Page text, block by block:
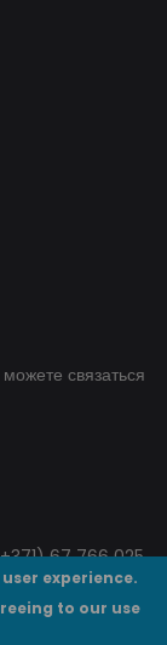
связаться
67 766 025
experience.
to our use